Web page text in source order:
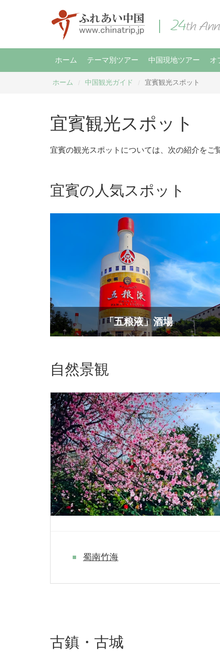
ホーム テーマ別ツアー 中国現地ツアー オ
ホーム 中国観光ガイド ​宜賓観光スポット
​宜賓観光スポット
宜賓の観光スポットについては、次の紹介を
​宜賓の人気スポット
​「五粮液」酒場
自然景観
蜀南竹海
古鎮・古城